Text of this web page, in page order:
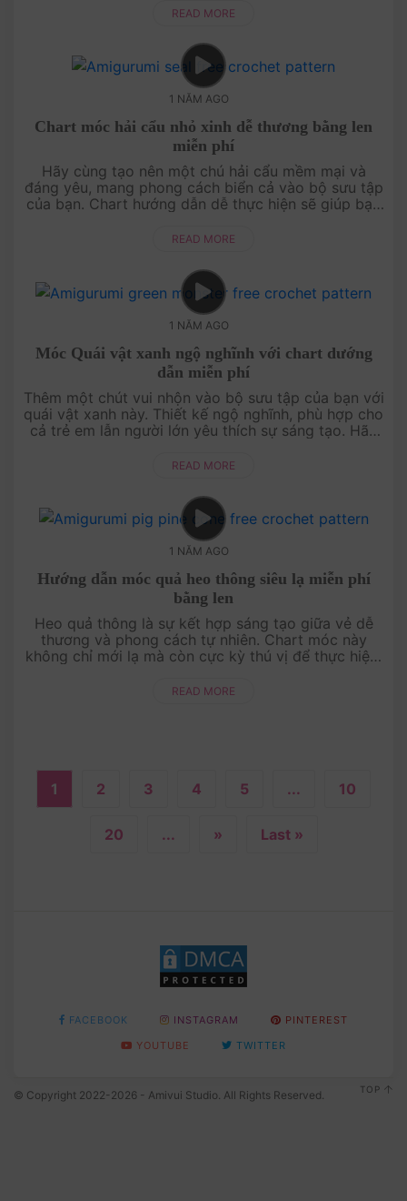
video hướng dẫn c....
READ MORE
1 NĂM AGO
Chart móc hải cẩu nhỏ xinh dễ thương bằng len
miễn phí
Hãy cùng tạo nên một chú hải cẩu mềm mại và
đáng yêu, mang phong cách biển cả vào bộ sưu tập
của bạn. Chart hướng dẫn dễ thực hiện sẽ giúp bạn
tượng. Bắt tay vào m....
READ MORE
1 NĂM AGO
Móc Quái vật xanh ngộ nghĩnh với chart dướng
dẫn miễn phí
Thêm một chút vui nhộn vào bộ sưu tập của bạn với
quái vật xanh này. Thiết kế ngộ nghĩnh, phù hợp cho
cả trẻ em lẫn người lớn yêu thích sự sáng tạo. Hãy
mọi người!....
READ MORE
1 NĂM AGO
Hướng dẫn móc quả heo thông siêu lạ miễn phí
bằng len
Heo quả thông là sự kết hợp sáng tạo giữa vẻ dễ
thương và phong cách tự nhiên. Chart móc này
không chỉ mới lạ mà còn cực kỳ thú vị để thực hiện.
độc đáo cho mùa đông này!....
READ MORE
1 2 3 4 5 ... 10
20 ... » Last »
FACEBOOK INSTAGRAM
PINTEREST
YOUTUBE
TWITTER
© Copyright 2022-2026 - Amivui Studio. All Rights Reserved. TOP